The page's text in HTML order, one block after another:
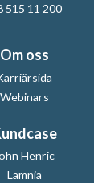
515 11 200
Om oss
Webinars
Henric
Lamnia